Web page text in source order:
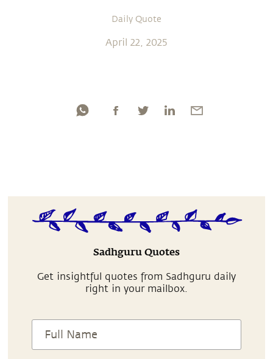
Daily Quote
April 22, 2025
Sadhguru Quotes
Get insightful quotes from Sadhguru daily
right in your mailbox.